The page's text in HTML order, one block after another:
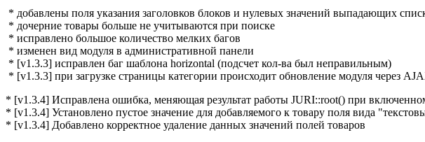
* добавлены поля указания заголовков блоков и нулевых значений выпадающих
* дочерние товары больше не учитываются при поиске
* исправлено большое количество мелких багов
* изменен вид модуля в административной панели
* [v1.3.3] исправлен баг шаблона horizontal (подсчет кол-ва был неправильным)
* [v1.3.3] при загрузке страницы категории происходит обновление модуля через
* [v1.3.4] Исправлена ошибка, меняющая результат работы JURI::root() при
* [v1.3.4] Установлено пустое значение для добавляемого к товару поля вида
* [v1.3.4] Добавлено корректное удаление данных значений полей товаров